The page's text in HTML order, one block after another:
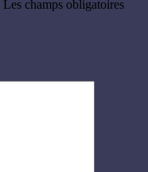
Les champs obligatoires